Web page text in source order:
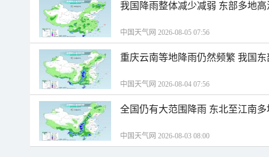
我国降雨整体减少减弱 东部多地
中国天气网 2026-08-05 07:56
重庆云南等地降雨仍然频繁 我国
中国天气网 2026-08-04 07:56
全国仍有大范围降雨 东北至江南
中国天气网 2026-08-03 08:00